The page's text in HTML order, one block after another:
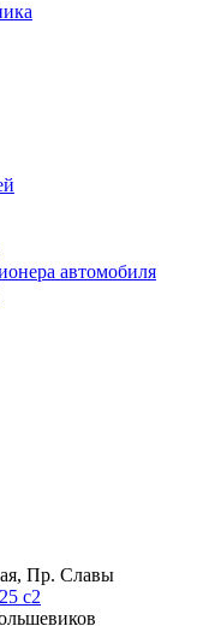
автомобиля
Пр. Славы
с2